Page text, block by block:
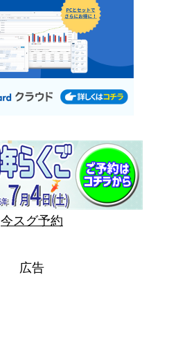
今スグ予約
広告